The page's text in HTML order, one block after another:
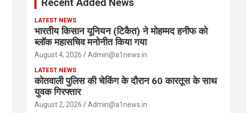
Recent Added News
LATEST NEWS
भारतीय किसान यूनियन (टिकैत) ने मोहम्मद हनीफ को
ब्लॉक महासचिव मनोनीत किया गया
August 4, 2026 Admin@a1news.in
LATEST NEWS
कोतवाली पुलिस की चेकिंग के दौरान 60 कारतूस के साथ
युवक गिरफ्तार
August 2, 2026 Admin@a1news.in